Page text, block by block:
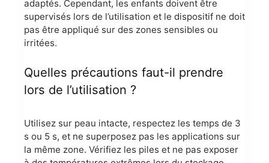
adaptés. Cependant, les enfants doivent être
supervisés lors de l’utilisation et le dispositif ne doit
pas être appliqué sur des zones sensibles ou
irritées.
Quelles précautions faut-il prendre
lors de l’utilisation ?
Utilisez sur peau intacte, respectez les temps de 3
s ou 5 s, et ne superposez pas les applications sur
la même zone. Vérifiez les piles et ne pas exposer